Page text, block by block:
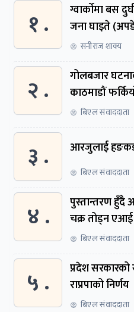
१ .
ग्वार्काेमा बस
जना घाइते
सनीराज शाक्य
२ .
गोलबजार
काठमाडौं
बिएल संवाददाता
३ . आरजुलाई
बिएल संवाददाता
४ .
पुस्तान्तरण हुँदै
चक्र तोड्न एआई
बिएल संवाददाता
५ .
प्रदेश सरकारको
राप्रपाको निर्णय
बिएल संवाददाता